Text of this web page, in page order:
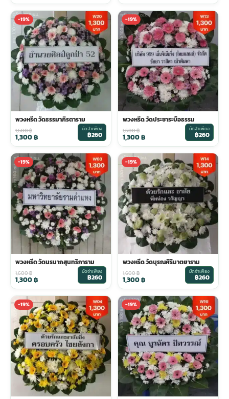
-19%
พวงหรีด วัดธรรมาภิรตาราม
1,600฿
1,300฿
มัดจำเพียง
฿260
-19%
พวงหรีด วัดประชาระบือธรรม
1,600฿
1,300฿
มัดจำเพียง
฿260
-19%
พวงหรีด วัดนรนาถสุนทริการาม
1,600฿
1,300฿
มัดจำเพียง
฿260
-19%
พวงหรีด วัดบุรณศิริมาตยาราม
1,600฿
1,300฿
มัดจำเพียง
฿260
-19% -19%